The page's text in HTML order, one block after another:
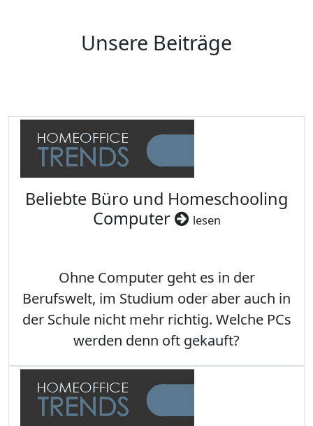
Unsere Beiträge
Beliebte Büro und Homeschooling
Computer
lesen
Ohne Computer geht es in der
Berufswelt, im Studium oder aber auch in
der Schule nicht mehr richtig. Welche PCs
werden denn oft gekauft?